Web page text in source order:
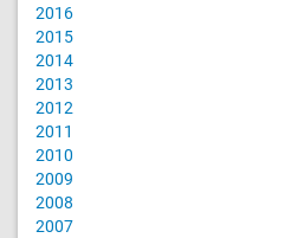
2016
2015
2014
2013
2012
2011
2010
2009
2008
2007